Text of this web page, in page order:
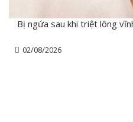
Bị ngứa sau khi triệt lông
02/08/2026